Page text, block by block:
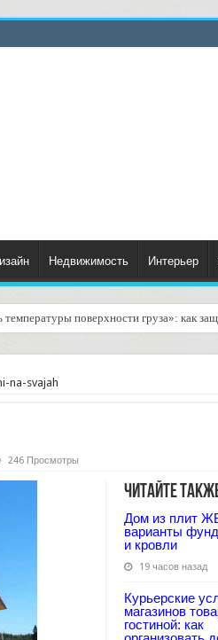
Недвижимость Интерьер
температуры поверхности груза»: как
na-svajah
246 Просмотры
Читайте
Дом из плит
варианты
и кровли
19 часов назад
Курьерские
магазинов
гостиной: как